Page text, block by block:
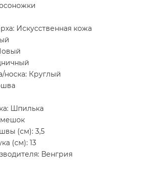
Искусственная кожа
Круглый
Шпилька
(см): 3,5
(см): 13
Венгрия